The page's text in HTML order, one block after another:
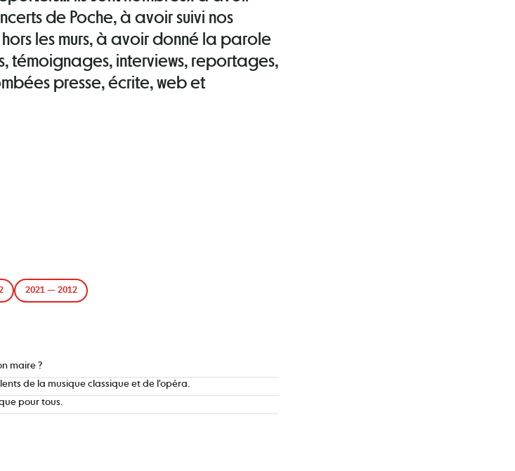
de Poche, à avoir suivi nos
les murs, à avoir donné la parole
témoignages, interviews, reportages,
presse, écrite, web et
2021 — 2012
maire ?
de la musique classique et de l'opéra.
pour tous.